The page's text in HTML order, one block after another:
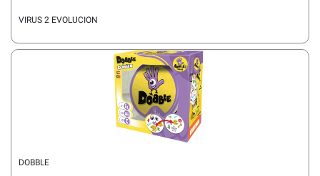
VIRUS 2 EVOLUCION
DOBBLE